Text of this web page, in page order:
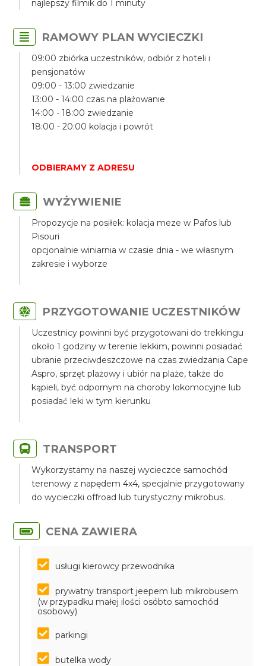
najlepszy filmik do 1 minuty
RAMOWY PLAN WYCIECZKI
09:00 zbiórka uczestników, odbiór z hoteli i
pensjonatów
09:00 - 13:00 zwiedzanie
13:00 - 14:00 czas na plażowanie
14:00 - 18:00 zwiedzanie
18:00 - 20:00 kolacja i powrót
ODBIERAMY Z ADRESU
WYŻYWIENIE
Propozycje na posiłek: kolacja meze w Pafos lub
Pisouri
opcjonalnie winiarnia w czasie dnia - we własnym
zakresie i wyborze
PRZYGOTOWANIE UCZESTNIKÓW
Uczestnicy powinni być przygotowani do trekkingu
około 1 godziny w terenie lekkim, powinni posiadać
ubranie przeciwdeszczowe na czas zwiedzania Cape
Aspro, sprzęt plażowy i ubiór na plaże, także do
kąpieli, być odpornym na choroby lokomocyjne lub
posiadać leki w tym kierunku
TRANSPORT
Wykorzystamy na naszej wycieczce samochód
terenowy z napędem 4x4, specjalnie przygotowany
do wycieczki offroad lub turystyczny mikrobus.
CENA ZAWIERA
usługi kierowcy przewodnika
prywatny transport jeepem lub mikrobusem
(w przypadku małej ilości osóbto samochód
osobowy)
parkingi
butelka wody